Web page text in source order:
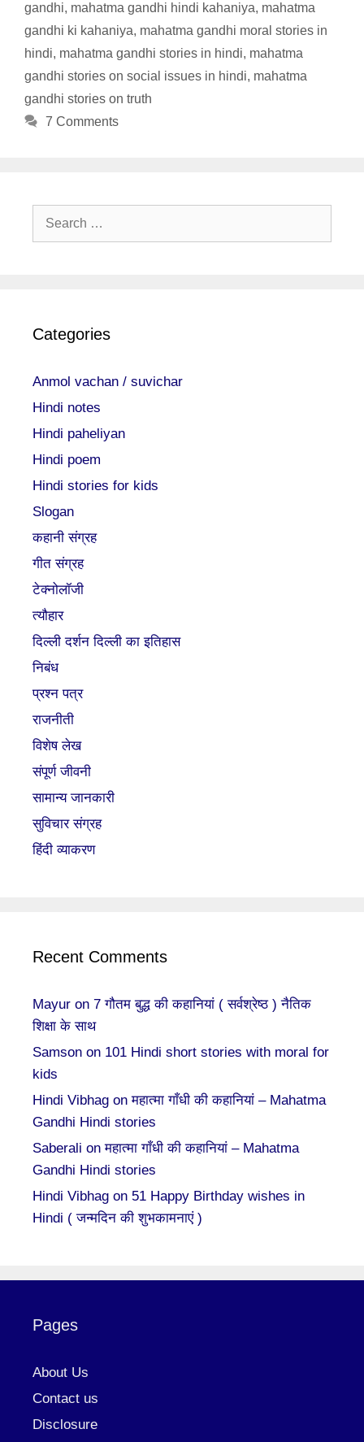
gandhi, mahatma gandhi hindi kahaniya, mahatma
gandhi ki kahaniya, mahatma gandhi moral stories in
hindi, mahatma gandhi stories in hindi, mahatma
gandhi stories on social issues in hindi, mahatma
gandhi stories on truth
7 Comments
Search
Categories
Anmol vachan / suvichar
Hindi notes
Hindi paheliyan
Hindi poem
Hindi stories for kids
Slogan
कहानी संग्रह
गीत संग्रह
टेक्नोलॉजी
त्यौहार
दिल्ली दर्शन दिल्ली का इतिहास
निबंध
प्रश्न पत्र
राजनीती
विशेष लेख
संपूर्ण जीवनी
सामान्य जानकारी
सुविचार संग्रह
हिंदी व्याकरण
Recent Comments
Mayur on 7 गौतम बुद्ध की कहानियां ( सर्वश्रेष्ठ ) नैतिक
शिक्षा के साथ
Samson on 101 Hindi short stories with moral for
kids
Hindi Vibhag onमहात्मा गाँधी की कहानियां – Mahatma
Gandhi Hindi stories
Saberali onमहात्मा गाँधी की कहानियां – Mahatma
Gandhi Hindi stories
Hindi Vibhag on 51 Happy Birthday wishes in
Hindi ( जन्मदिन की शुभकामनाएं )
Pages
About Us
Contact us
Disclosure